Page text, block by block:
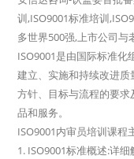
训,ISO9001标准培训
多世界500强,上市公司
ISO9001是由国际标准化
建立、实施和持续改进
方针、目标与流程的要
品和服务。
ISO9001内审员培训课程
1. ISO9001标准概述:详